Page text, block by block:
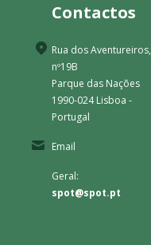
Contactos
Rua dos Aventureiros,
nº19B
Parque das Nações
1990-024 Lisboa -
Portugal
Email
Geral:
spot@spot.pt